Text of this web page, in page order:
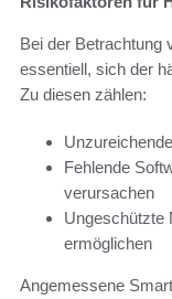
Bei der Betrachtung
essentiell, sich der
Zu diesen zählen:
Fehlende
verursachen
Ungeschützte
ermöglichen
Angemessene